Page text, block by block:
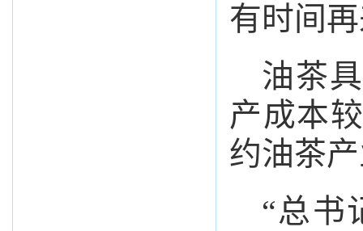
有时间
油茶
产成本
约油茶
“总书